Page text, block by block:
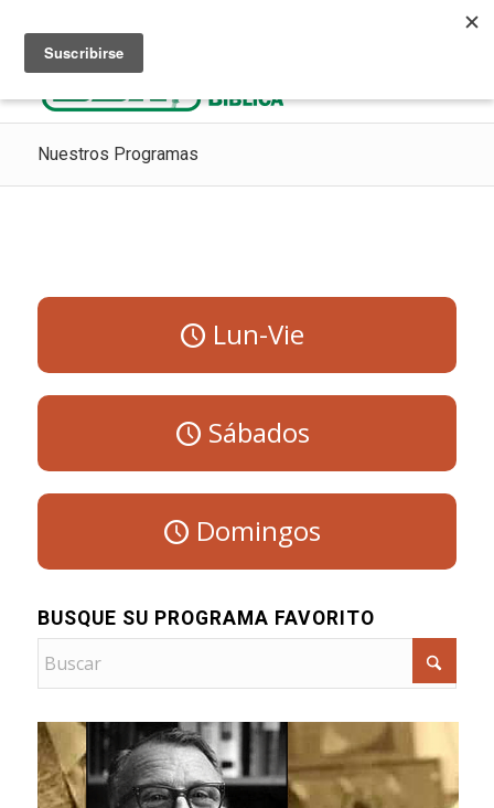
Nuestros Programas
Lun-Vie
Sábados
Domingos
BUSQUE SU PROGRAMA FAVORITO